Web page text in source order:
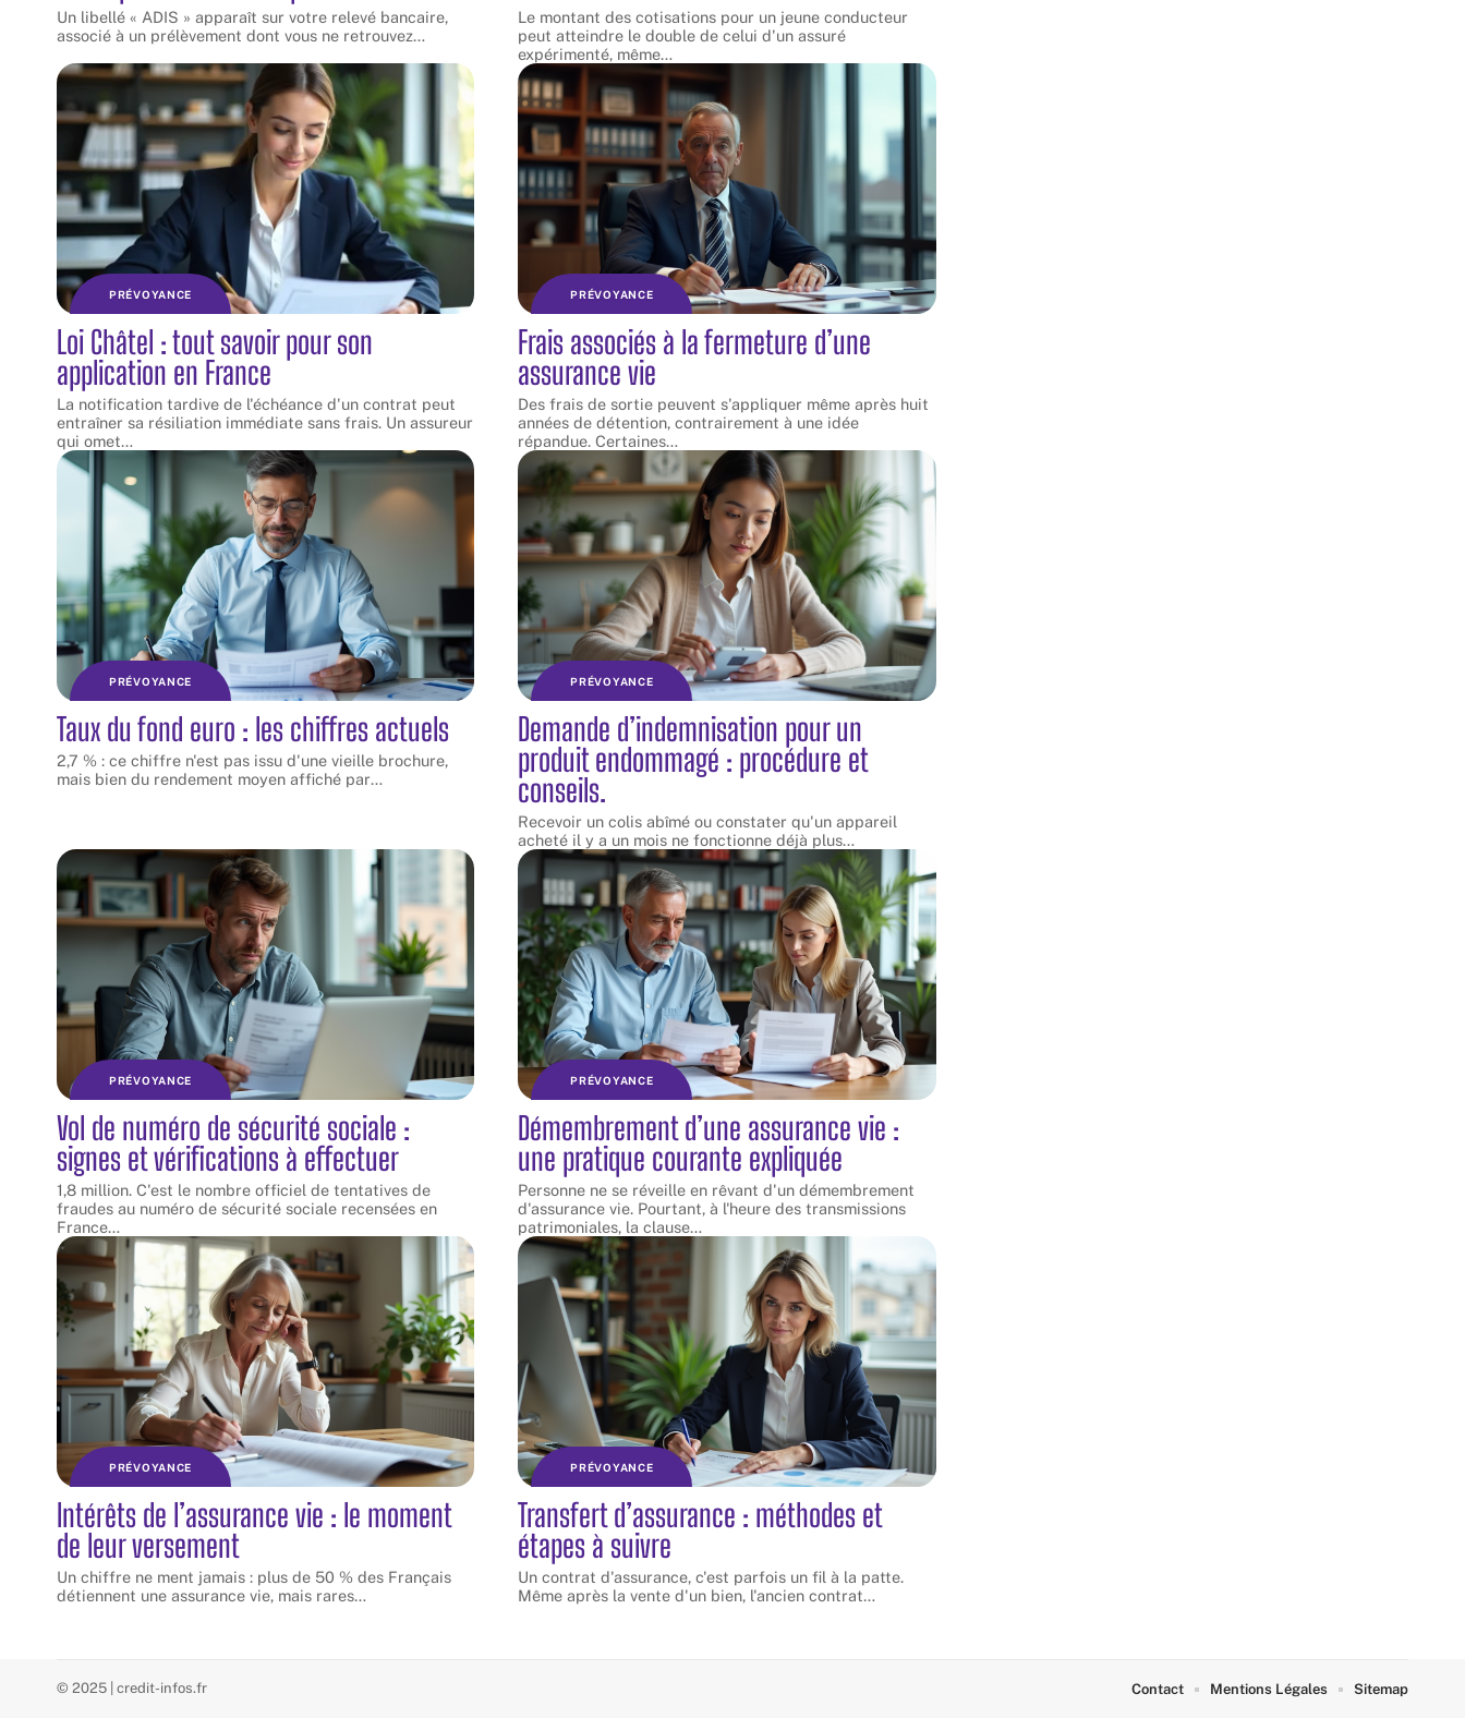
Un libellé « ADIS » apparaît sur votre relevé bancaire,
associé à un prélèvement dont vous ne retrouvez…
Le montant des cotisations pour un jeune conducteur
peut atteindre le double de celui d'un assuré
expérimenté, même…
PRÉVOYANCE
Loi Châtel : tout savoir pour son
application en France
La notification tardive de l'échéance d'un contrat peut
entraîner sa résiliation immédiate sans frais. Un assureur
qui omet…
PRÉVOYANCE
Frais associés à la fermeture d’une
assurance vie
Des frais de sortie peuvent s'appliquer même après huit
années de détention, contrairement à une idée
répandue. Certaines…
PRÉVOYANCE
Taux du fond euro : les chiffres actuels
2,7 % : ce chiffre n'est pas issu d'une vieille brochure,
mais bien du rendement moyen affiché par…
PRÉVOYANCE
Demande d’indemnisation pour un
produit endommagé : procédure et
conseils.
Recevoir un colis abîmé ou constater qu'un appareil
acheté il y a un mois ne fonctionne déjà plus…
PRÉVOYANCE
Vol de numéro de sécurité sociale :
signes et vérifications à effectuer
1,8 million. C'est le nombre officiel de tentatives de
fraudes au numéro de sécurité sociale recensées en
France…
PRÉVOYANCE
Démembrement d’une assurance vie :
une pratique courante expliquée
Personne ne se réveille en rêvant d'un démembrement
d'assurance vie. Pourtant, à l'heure des transmissions
patrimoniales, la clause…
PRÉVOYANCE
Intérêts de l’assurance vie : le moment
de leur versement
Un chiffre ne ment jamais : plus de 50 % des Français
détiennent une assurance vie, mais rares…
PRÉVOYANCE
Transfert d’assurance : méthodes et
étapes à suivre
Un contrat d'assurance, c'est parfois un fil à la patte.
Même après la vente d'un bien, l'ancien contrat…
© 2025 | credit-infos.fr Contact Mentions Légales Sitemap